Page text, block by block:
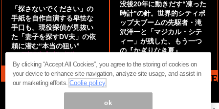
「探さないでください」の
手紙を自作自演する卑怯な
手口も。現役探偵が見抜い
た「妻子を探すDV夫」の依
頼に潜む“本当の狙い”
by 阿部泰尚『伝説の探偵』
没後20年に動きだす“凍った
時計”の針。世界的シティポ
ップ大ブームの先駆者・滝
沢洋一と「マジカル・シテ
ィー」が残した、もう一つ
の『かぎりなき夏』
MAG2 NEWS HEADLINE
By clicking “Accept All Cookies”, you agree to the storing of cookies on
your device to enhance site navigation, analyze site usage, and assist in
our marketing efforts.Coolie policy
ok